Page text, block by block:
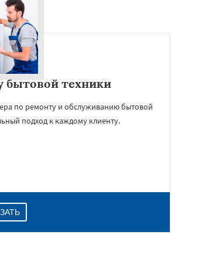
бытовой техники
по ремонту и обслуживанию бытовой
подход к каждому клиенту.